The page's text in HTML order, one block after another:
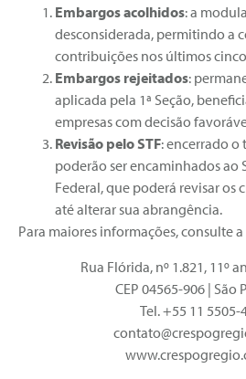
Embargos acolhidos: a
desconsiderada, permitindo a
contribuições nos últimos
Embargos rejeitados:
aplicada pela 1ª Seção,
empresas com decisão
Revisão pelo STF: encerrado o
poderão ser encaminhados ao
Federal, que poderá revisar os
até alterar sua abrangência.
Para maiores informações, consulte
Rua Flórida, nº 1.821, 11º
CEP 04565-906 | São
Tel. +55 11 5505-